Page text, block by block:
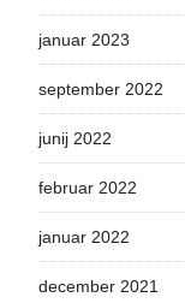
januar 2023
september 2022
junij 2022
februar 2022
januar 2022
december 2021